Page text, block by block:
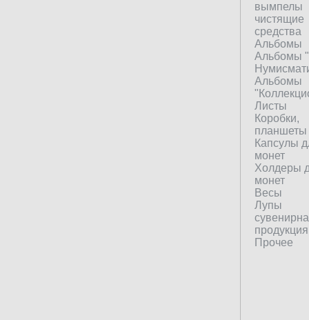
вымпелы
чистящие
средства
Альбомы
Альбомы
Альбомы
Листы
Коробки,
планшеты
Капсулы
монет
Холдеры
монет
Весы
Лупы
продукция
Прочее